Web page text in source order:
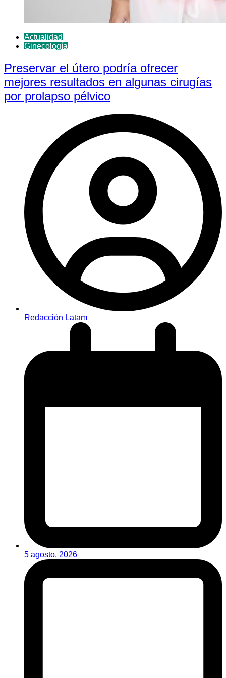
Actualidad
Ginecología
Preservar el útero podría ofrecer
mejores resultados en algunas cirugías
por prolapso pélvico
Redacción Latam
5 agosto, 2026